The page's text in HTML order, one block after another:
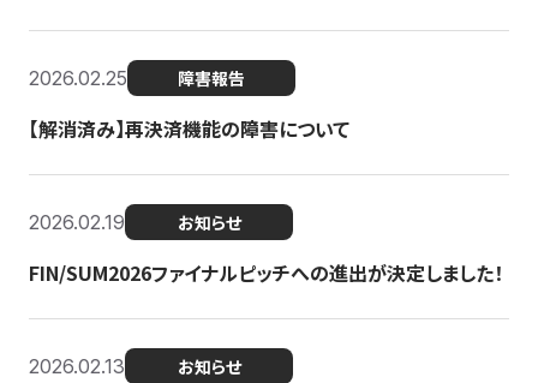
2026.02.25 障害報告
【解消済み】再決済機能の障害について
2026.02.19 お知らせ
FIN/SUM2026ファイナルピッチへの進出が決定しました！
2026.02.13 お知らせ